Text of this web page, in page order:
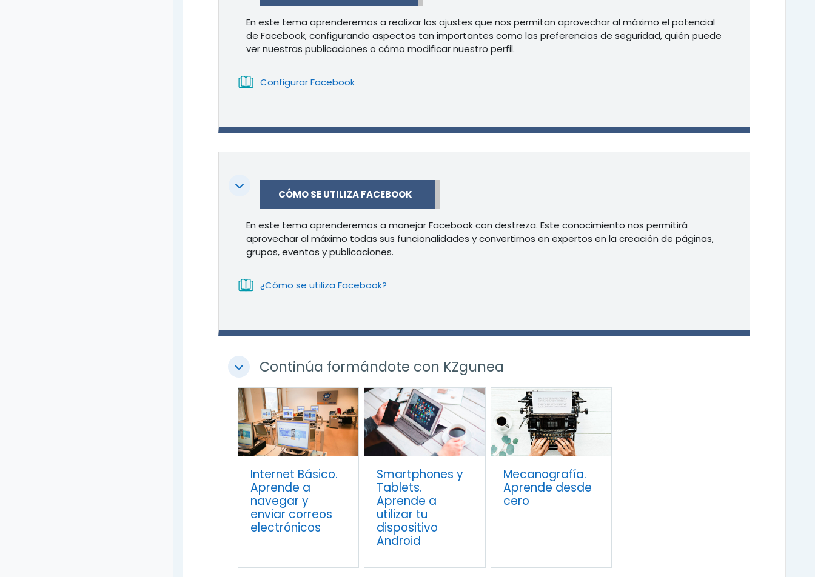
En este tema aprenderemos a realizar los ajustes que nos permitan aprovechar al máximo el potencial
de Facebook, configurando aspectos tan importantes como las preferencias de seguridad, quién puede
ver nuestras publicaciones o cómo modificar nuestro perfil.
Configurar FacebookLibro
Colapsar CÓMO SE UTILIZA FACEBOOK
En este tema aprenderemos a manejar Facebook con destreza. Este conocimiento nos permitirá
aprovechar al máximo todas sus funcionalidades y convertirnos en expertos en la creación de páginas,
grupos, eventos y publicaciones.
¿Cómo se utiliza Facebook?
ColapsarContinúa formándote con KZgunea
Internet Básico.
Aprende a
navegar y
enviar correos
electrónicos
Smartphones y
Tablets.
Aprende a
utilizar tu
dispositivo
Android
Mecanografía.
Aprende desde
cero